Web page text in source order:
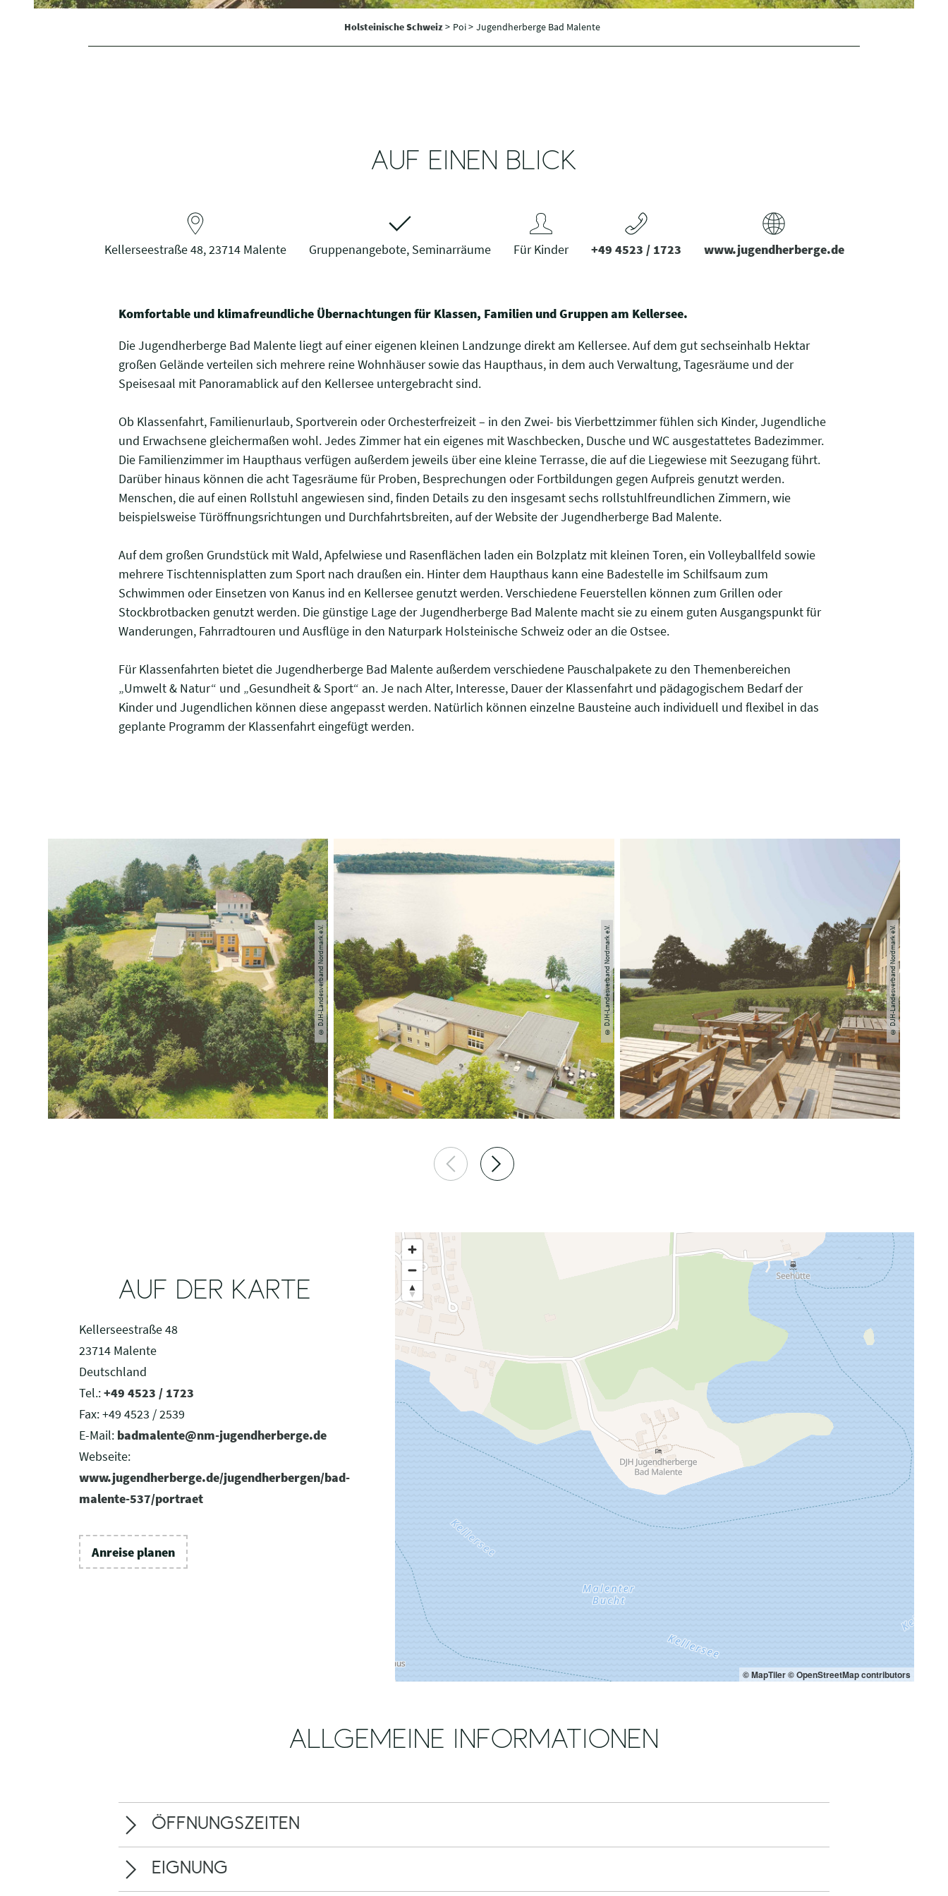
Holsteinische Schweiz> Poi > Jugendherberge Bad Malente
AUF EINEN BLICK
Kellerseestraße 48, 23714 Malente Gruppenangebote, Seminarräume Für Kinder +49 4523 / 1723 www.jugendherberge.de
Komfortable und klimafreundliche Übernachtungen für Klassen, Familien und Gruppen am Kellersee.
Die Jugendherberge Bad Malente liegt auf einer eigenen kleinen Landzunge direkt am Kellersee. Auf dem gut sechseinhalb Hektar
großen Gelände verteilen sich mehrere reine Wohnhäuser sowie das Haupthaus, in dem auch Verwaltung, Tagesräume und der
Speisesaal mit Panoramablick auf den Kellersee untergebracht sind.
Ob Klassenfahrt, Familienurlaub, Sportverein oder Orchesterfreizeit – in den Zwei- bis Vierbettzimmer fühlen sich Kinder, Jugendliche
und Erwachsene gleichermaßen wohl. Jedes Zimmer hat ein eigenes mit Waschbecken, Dusche und WC ausgestattetes Badezimmer.
Die Familienzimmer im Haupthaus verfügen außerdem jeweils über eine kleine Terrasse, die auf die Liegewiese mit Seezugang führt.
Darüber hinaus können die acht Tagesräume für Proben, Besprechungen oder Fortbildungen gegen Aufpreis genutzt werden.
Menschen, die auf einen Rollstuhl angewiesen sind, finden Details zu den insgesamt sechs rollstuhlfreundlichen Zimmern, wie
beispielsweise Türöffnungsrichtungen und Durchfahrtsbreiten, auf der Website der Jugendherberge Bad Malente.
Auf dem großen Grundstück mit Wald, Apfelwiese und Rasenflächen laden ein Bolzplatz mit kleinen Toren, ein Volleyballfeld sowie
mehrere Tischtennisplatten zum Sport nach draußen ein. Hinter dem Haupthaus kann eine Badestelle im Schilfsaum zum
Schwimmen oder Einsetzen von Kanus ind en Kellersee genutzt werden. Verschiedene Feuerstellen können zum Grillen oder
Stockbrotbacken genutzt werden. Die günstige Lage der Jugendherberge Bad Malente macht sie zu einem guten Ausgangspunkt für
Wanderungen, Fahrradtouren und Ausflüge in den Naturpark Holsteinische Schweiz oder an die Ostsee.
Für Klassenfahrten bietet die Jugendherberge Bad Malente außerdem verschiedene Pauschalpakete zu den Themenbereichen
„Umwelt & Natur“ und „Gesundheit & Sport“ an. Je nach Alter, Interesse, Dauer der Klassenfahrt und pädagogischem Bedarf der
Kinder und Jugendlichen können diese angepasst werden. Natürlich können einzelne Bausteine auch individuell und flexibel in das
geplante Programm der Klassenfahrt eingefügt werden.
© DJH-Landesverband Nordmark e.V. © DJH-Landesverband Nordmark e.V. © DJH-Landesverband Nordmark e.V.
AUF DER KARTE
Kellerseestraße 48
23714 Malente
Deutschland
Tel.:+49 4523 / 1723
Fax:+49 4523 / 2539
E-Mail: badmalente@nm-jugendherberge.de
Webseite:
www.jugendherberge.de/jugendherbergen/bad-
malente-537/portraet
Anreise planen
© MapTiler© OpenStreetMap contributors
ALLGEMEINE INFORMATIONEN
ÖFFNUNGSZEITEN
EIGNUNG